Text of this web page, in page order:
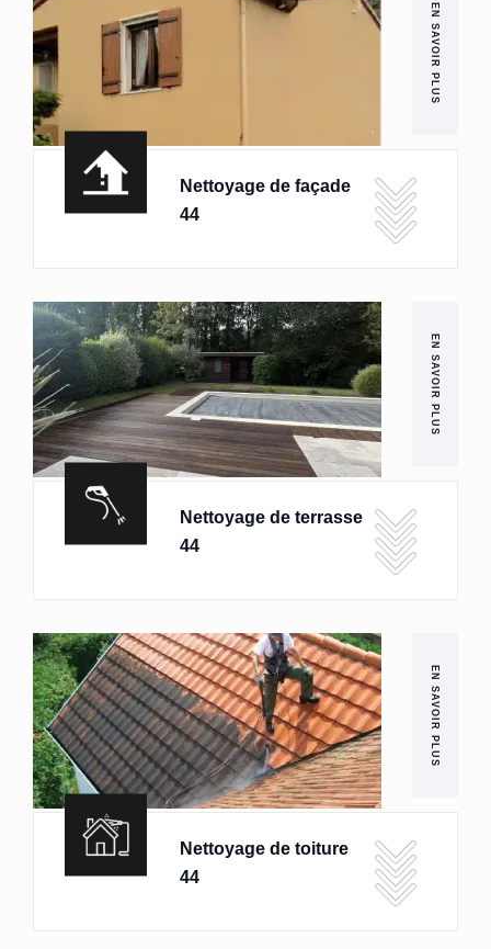
EN SAVOIR PLUS
Nettoyage de façade
44
EN SAVOIR PLUS
Nettoyage de terrasse
44
EN SAVOIR PLUS
Nettoyage de toiture
44